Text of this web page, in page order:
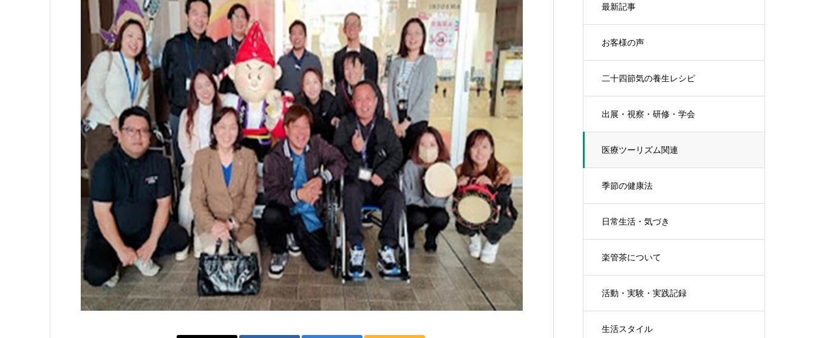
最新記事
お客様の声
二十四節気の養生レシピ
出展・視察・研修・学会
医療ツーリズム関連
季節の健康法
日常生活・気づき
楽管茶について
活動・実験・実践記録
生活スタイル